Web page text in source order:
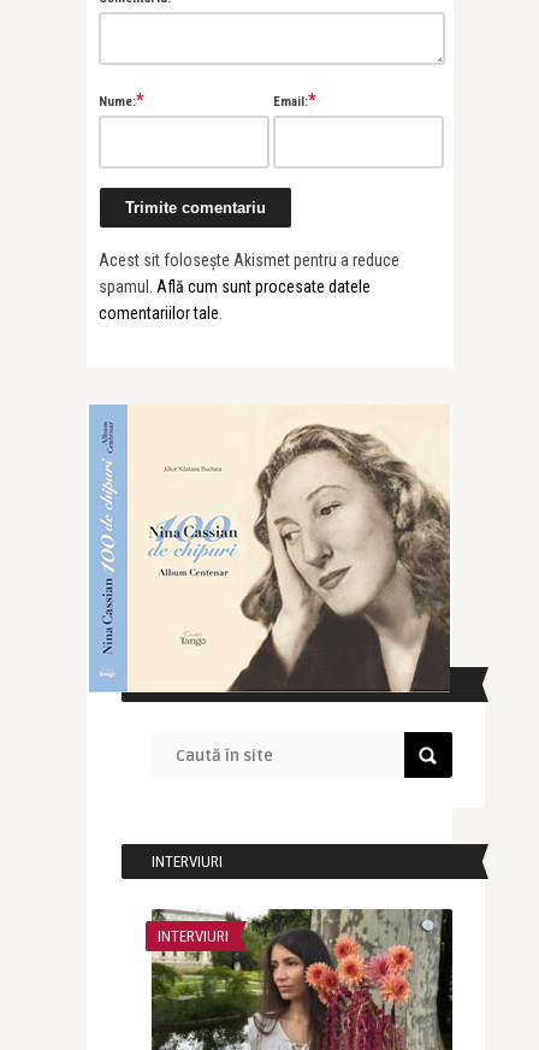
Nume:* Email:*
Acest sit folosește Akismet pentru a reduce
spamul. Află cum sunt procesate datele
comentariilor tale
CAUTĂ ÎN SITE
INTERVIURI
INTERVIURI